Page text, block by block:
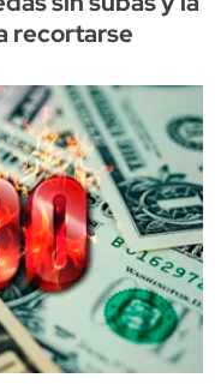
recortarse